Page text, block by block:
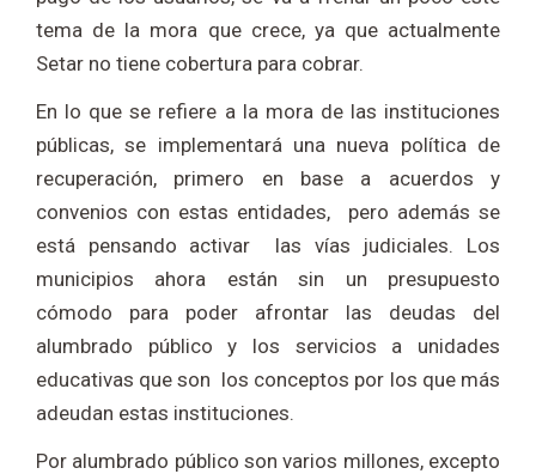
tema de la mora que crece, ya que actualmente
Setar no tiene cobertura para cobrar.
En lo que se refiere a la mora de las instituciones
públicas, se implementará una nueva política de
recuperación, primero en base a acuerdos y
convenios con estas entidades, pero además se
está pensando activar las vías judiciales. Los
municipios ahora están sin un presupuesto
cómodo para poder afrontar las deudas del
alumbrado público y los servicios a unidades
educativas que son los conceptos por los que más
adeudan estas instituciones.
Por alumbrado público son varios millones, excepto